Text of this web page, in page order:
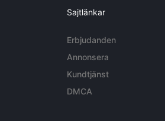
Sajtlänkar
Erbjudanden
Annonsera
Kundtjänst
DMCA